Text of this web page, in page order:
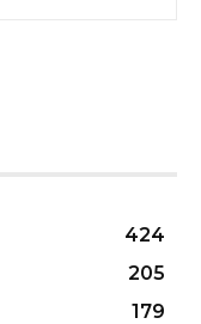
424
205
179